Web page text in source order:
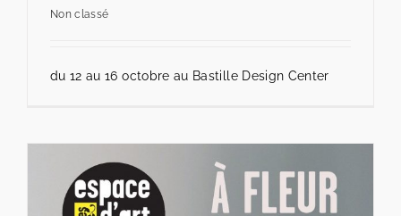
Non classé
du 12 au 16 octobre au Bastille Design Center